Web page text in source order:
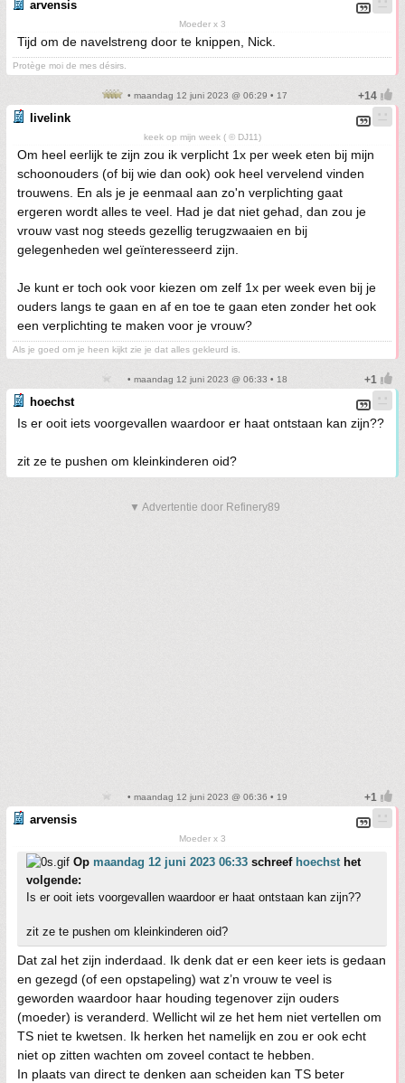
arvensis
Moeder x 3
Tijd om de navelstreng door te knippen, Nick.
Protège moi de mes désirs.
• maandag 12 juni 2023 @ 06:29 • 17
livelink
keek op mijn week ( © DJ11)
Om heel eerlijk te zijn zou ik verplicht 1x per week eten bij mijn
schoonouders (of bij wie dan ook) ook heel vervelend vinden
trouwens. En als je je eenmaal aan zo'n verplichting gaat
ergeren wordt alles te veel. Had je dat niet gehad, dan zou je
vrouw vast nog steeds gezellig terugzwaaien en bij
gelegenheden wel geïnteresseerd zijn.
Je kunt er toch ook voor kiezen om zelf 1x per week even bij je
ouders langs te gaan en af en toe te gaan eten zonder het ook
een verplichting te maken voor je vrouw?
Als je goed om je heen kijkt zie je dat alles gekleurd is.
• maandag 12 juni 2023 @ 06:33 • 18
hoechst
Is er ooit iets voorgevallen waardoor er haat ontstaan kan zijn??
zit ze te pushen om kleinkinderen oid?
▼ Advertentie door Refinery89
• maandag 12 juni 2023 @ 06:36 • 19
arvensis
Moeder x 3
Op maandag 12 juni 2023 06:33 schreef hoechsthet
volgende:
Is er ooit iets voorgevallen waardoor er haat ontstaan kan zijn??
zit ze te pushen om kleinkinderen oid?
Dat zal het zijn inderdaad. Ik denk dat er een keer iets is gedaan
en gezegd (of een opstapeling) wat z’n vrouw te veel is
geworden waardoor haar houding tegenover zijn ouders
(moeder) is veranderd. Wellicht wil ze het hem niet vertellen om
TS niet te kwetsen. Ik herken het namelijk en zou er ook echt
niet op zitten wachten om zoveel contact te hebben.
In plaats van direct te denken aan scheiden kan TS beter